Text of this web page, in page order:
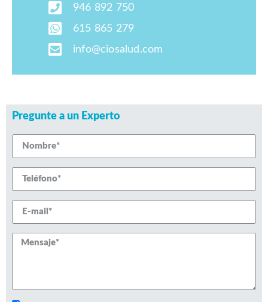
946 892 750
615 865 279
info@ciosalud.com
Pregunte a un Experto